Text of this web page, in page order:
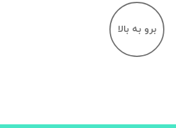
برو به بالا